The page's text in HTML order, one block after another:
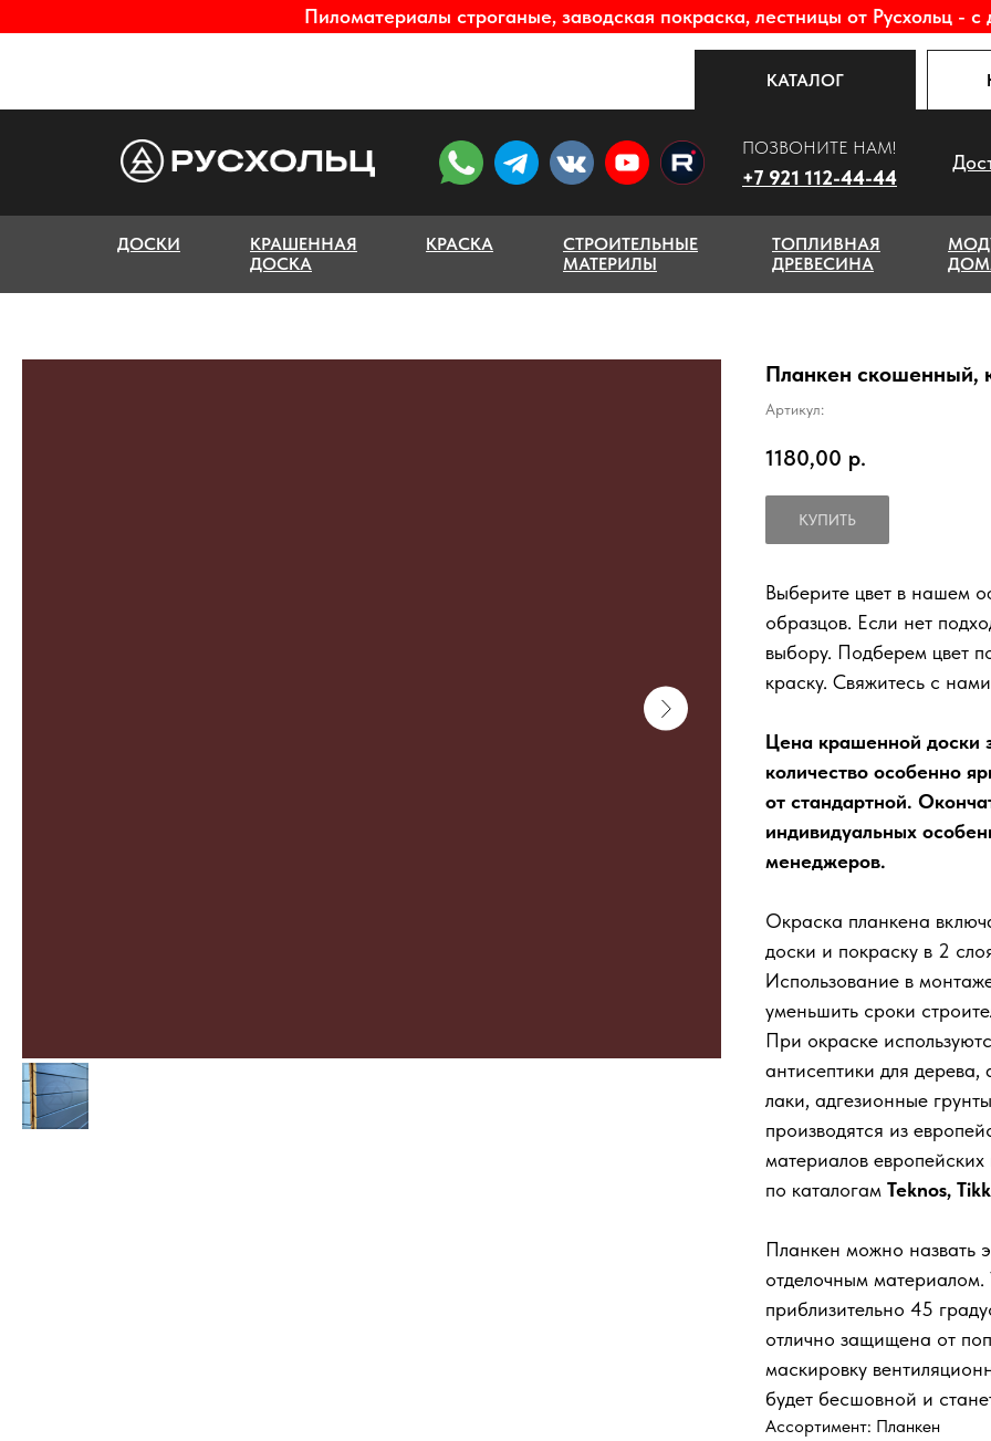
Пиломатериалы строганые, заводская покраска, лестницы от Русхольц - с
ПОЗВОНИТЕ НАМ!
КУпить билет
+7 921 112-44-44
КАТАЛОГ
ДОСКИ
СТРОИТЕЛЬНЫЕ
МАТЕРИЛЫ
КРАСКА
ТОПЛИВНАЯ
ДРЕВЕСИНА
КРАШЕННАЯ
ДОСКА
Планкен скошенный,
Артикул:
1180,00 р.
КУПИТЬ
Выберите цвет в нашем
образцов. Если нет
выбору. Подберем цвет
краску. Свяжитесь с
Цена крашенной доски
количество особенно
от стандартной.
индивидуальных
менеджеров.
Окраска планкена
доски и покраску в 2
Использование в
уменьшить сроки
При окраске
антисептики для дерева,
лаки, адгезионные
производятся из
материалов
по каталогам Teknos,
Планкен можно назвать
отделочным материалом.
приблизительно 45
отлично защищена от
маскировку
будет бесшовной и
Ассортимент: Планкен